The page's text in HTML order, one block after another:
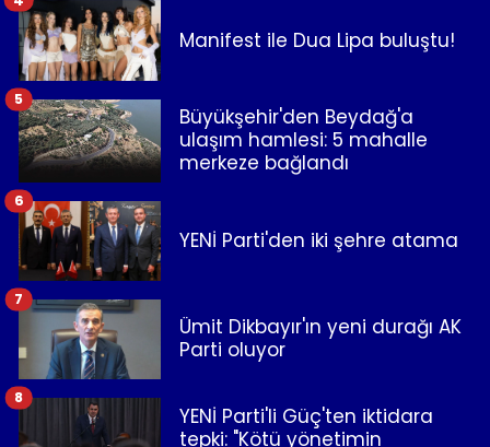
Manifest ile Dua Lipa buluştu!
Büyükşehir'den Beydağ'a
ulaşım hamlesi: 5 mahalle
merkeze bağlandı
5
YENİ Parti'den iki şehre atama
6
Ümit Dikbayır'ın yeni durağı AK
Parti oluyor
7
YENİ Parti'li Güç'ten iktidara
tepki: "Kötü yönetimin
8